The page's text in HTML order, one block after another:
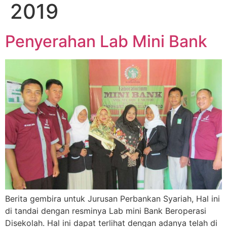
2019
Penyerahan Lab Mini Bank
Berita gembira untuk Jurusan Perbankan Syariah, Hal ini
di tandai dengan resminya Lab mini Bank Beroperasi
Disekolah. Hal ini dapat terlihat dengan adanya telah di